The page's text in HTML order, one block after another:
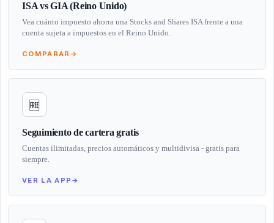
ISA vs GIA (Reino Unido)
Vea cuánto impuesto ahorra una Stocks and Shares ISA frente a una
cuenta sujeta a impuestos en el Reino Unido.
COMPARAR →
🆓
Seguimiento de cartera gratis
Cuentas ilimitadas, precios automáticos y multidivisa - gratis para
siempre.
VER LA APP →